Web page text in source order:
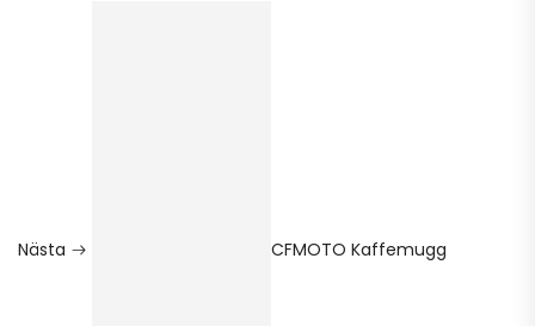
Nästa CFMOTO Kaffemugg